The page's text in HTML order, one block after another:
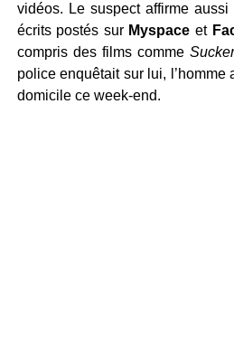
vidéos. Le suspect affirme aussi
écrits postés sur Myspace et
compris des films comme
police enquêtait sur lui, l’homme
domicile ce week-end.